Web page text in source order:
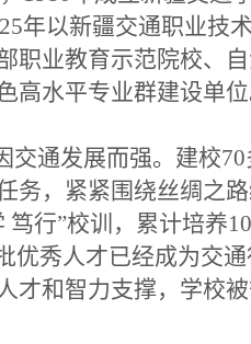
年以新疆交通职业技
职业教育示范院校、
水平专业群建设单位
通发展而强。建校
务，紧紧围绕丝绸之
行”校训，累计培养
优秀人才已经成为交
才和智力支撑，学校